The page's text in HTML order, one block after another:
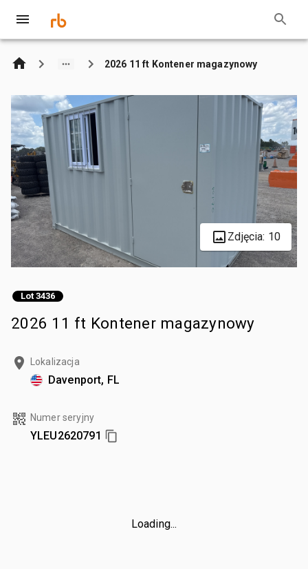
2026 11 ft Kontener magazynowy
Zdjęcia: 10
Lot 3436
2026 11 ft Kontener magazynowy
Lokalizacja
Davenport, FL
Numer seryjny
YLEU2620791
Loading...